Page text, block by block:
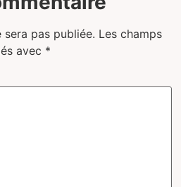
pas publiée. Les champs
avec *